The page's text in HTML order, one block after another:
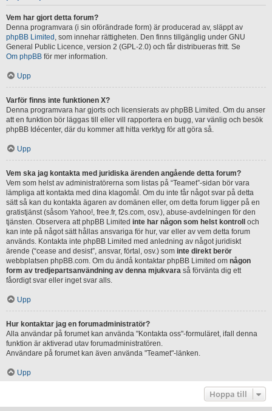
Vem har gjort detta forum?
Denna programvara (i sin oförändrade form) är producerad av, släppt av
phpBB Limited , som innehar rättigheten. Den finns tillgänglig under GNU
General Public Licence, version 2 (GPL-2.0) och får distribueras fritt. Se
Om phpBB för mer information.
Upp
Varför finns inte funktionen X?
Denna programvara har gjorts och licensierats av phpBB Limited. Om du anser
att en funktion bör läggas till eller vill rapportera en bugg, var vänlig och besök
phpBB Idécenter, där du kommer att hitta verktyg för att göra så.
Upp
Vem ska jag kontakta med juridiska ärenden angående detta forum?
Vem som helst av administratörerna som listas på “Teamet”-sidan bör vara
lämpliga att kontakta med dina klagomål. Om du inte får något svar på detta
sätt så kan du kontakta ägaren av domänen eller, om detta forum ligger på en
gratistjänst (såsom Yahoo!, free.fr, f2s.com, osv.), abuse-avdelningen för den
tjänsten. Observera att phpBB Limited inte har någon som helst kontroll
och
kan inte på något sätt hållas ansvariga för hur, var eller av vem detta forum
används. Kontakta inte phpBB Limited med anledning av något juridiskt
ärende (“cease and desist”, ansvar, förtal, osv.) som inte direkt berör
webbplatsen phpBB.com. Om du ändå kontaktar phpBB Limited om någon
form av tredjepartsanvändning av denna mjukvara så förvänta dig ett
fåordigt svar eller inget svar alls.
Upp
Hur kontaktar jag en forumadministratör?
Alla användar på forumet kan använda "Kontakta oss"-formuläret, ifall denna
funktion är aktiverad utav forumadministratören.
Användare på forumet kan även använda "Teamet"-länken.
Upp
Hoppa till